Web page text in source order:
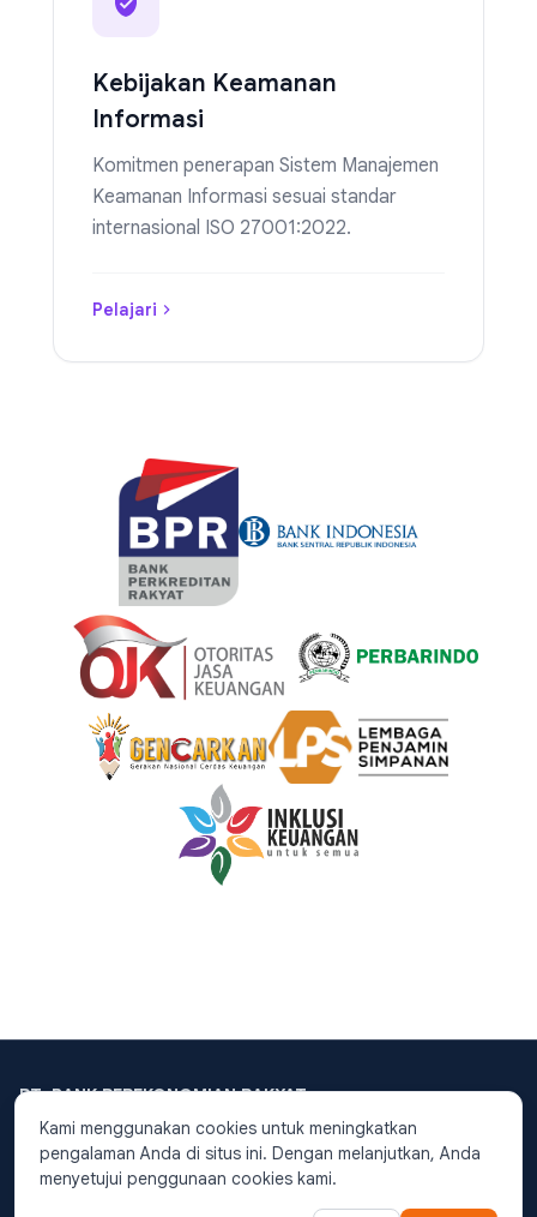
Kami menggunakan cookies untuk meningkatkan
pengalaman Anda di situs ini. Dengan melanjutkan, Anda
menyetujui penggunaan cookies kami.
Kebijakan Keamanan
Informasi
Komitmen penerapan Sistem Manajemen
Keamanan Informasi sesuai standar
internasional ISO 27001:2022.
Pelajari
PT. BANK PEREKONOMIAN RAKYAT
PUTERA DANA
telah terdaftar secara resmi dengan
Nomer Induk Berusaha (NIB) :
0220204672845.
PT. BPR Putera Dana Berizin
dan diawasi oleh
Jasa Keuangan